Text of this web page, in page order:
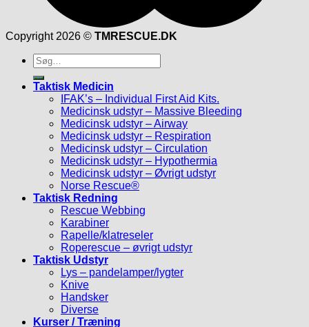
Copyright 2026 © TMRESCUE.DK
Søg
efter:
Taktisk Medicin
IFAK’s – Individual First Aid Kits.
Medicinsk udstyr – Massive Bleeding
Medicinsk udstyr – Airway
Medicinsk udstyr – Respiration
Medicinsk udstyr – Circulation
Medicinsk udstyr – Hypothermia
Medicinsk udstyr – Øvrigt udstyr
Norse Rescue®
Taktisk Redning
Rescue Webbing
Karabiner
Rapelle/klatreseler
Roperescue – øvrigt udstyr
Taktisk Udstyr
Lys – pandelamper/lygter
Knive
Handsker
Diverse
Kurser / Træning